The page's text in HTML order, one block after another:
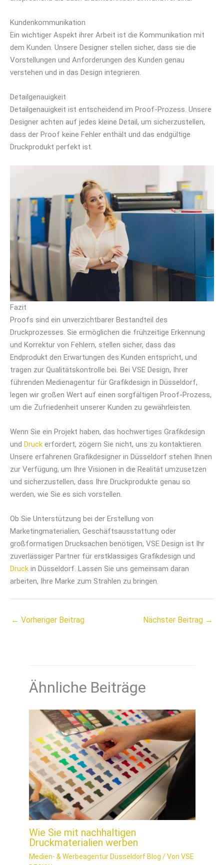
Kundenkommunikation
Ein wichtiger Aspekt ihrer Arbeit ist die Kommunikation mit
dem Kunden. Unsere Designer stellen sicher, dass sie die
Vorstellungen und Anforderungen des Kunden genau
verstehen und in das Design integrieren.
Detailgenauigkeit
Detailgenauigkeit ist entscheidend im Proof-Prozess. Unsere
Designer achten auf jedes kleine Detail, um sicherzustellen,
dass der Proof keine Fehler enthält und das endgültige
Druckprodukt perfekt ist.
Fazit
Proofs sind ein unverzichtbarer Bestandteil des
Druckprozesses. Sie ermöglichen die frühzeitige Erkennung
und Korrektur von Fehlern, stellen sicher, dass das
Endprodukt den Erwartungen des Kunden entspricht, und
tragen zur Qualitätskontrolle bei. Bei VSE Design, Ihrer
führenden Medienagentur für Grafikdesign in Düsseldorf,
legen wir großen Wert auf einen sorgfältigen Proof-Prozess,
um die Zufriedenheit unserer Kunden zu gewährleisten.
Wenn Sie ein Projekt haben, das hochwertiges Grafikdesign
und Druck erfordert, zögern Sie nicht, uns zu kontaktieren.
Unsere erfahrenen Grafikdesigner in Düsseldorf stehen Ihnen
zur Verfügung, um Ihre Visionen in die Realität umzusetzen
und sicherzustellen, dass Ihre Druckprodukte genau so
werden, wie Sie es sich vorstellen.
Ob Sie Unterstützung bei der Erstellung von
Marketingmaterialien, Geschäftsausstattung oder
großformatigen Drucksachen benötigen, VSE Design ist Ihr
zuverlässiger Partner für erstklassiges Grafikdesign und
Druck in Düsseldorf. Lassen Sie uns gemeinsam daran
arbeiten, Ihre Marke zum Strahlen zu bringen.
← Vorheriger Beitrag Nächster Beitrag →
Ähnliche Beiträge
Wie Sie mit nachhaltigen
Druckmaterialien werben
Medien- & Werbeagentur Düsseldorf Blog / Von VSE